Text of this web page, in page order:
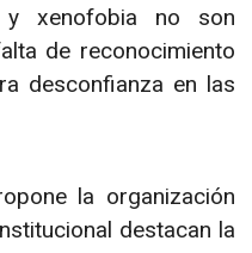
y xenofobia no son
de reconocimiento
desconfianza en las
la organización
destacan la